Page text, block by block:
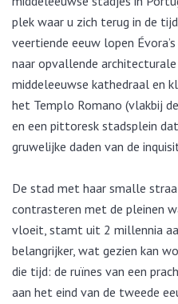
plek waar u zich terug in de
veertiende eeuw lopen
naar opvallende
middeleeuwse kathedraal en
het Templo Romano (vlakbij
en een pittoresk stadsplein
gruwelijke daden van de
De stad met haar smalle
contrasteren met de pleinen
vloeit, stamt uit 2 millennia
belangrijker, wat gezien kan
die tijd: de ruïnes van een
aan het eind van de tweede